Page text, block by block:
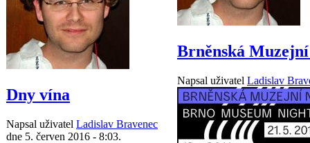
Dny vína
Napsal uživatel Ladislav Bravenec
dne 5. červen 2016 - 8:03.
Brněnská Muzejní
Napsal uživatel Ladislav